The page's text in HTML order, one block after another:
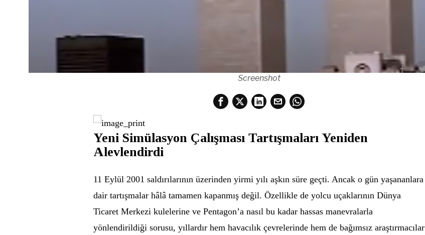
Screenshot
Yeni Simülasyon Çalışması Tartışmaları Yeniden
Alevlendirdi
11 Eylül 2001 saldırılarının üzerinden yirmi yılı aşkın süre geçti. Ancak o gün yaşananlara
dair tartışmalar hâlâ tamamen kapanmış değil. Özellikle de yolcu uçaklarının Dünya
Ticaret Merkezi kulelerine ve Pentagon’a nasıl bu kadar hassas manevralarla
yönlendirildiği sorusu, yıllardır hem havacılık çevrelerinde hem de bağımsız araştırmacılar